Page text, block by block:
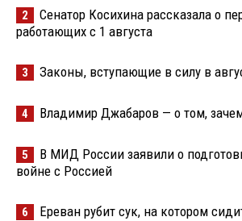
2
Сенатор Косихина рассказала о
работающих с 1 августа
3 Законы, вступающие в силу в
4 Владимир Джабаров — о том,
5
В МИД России заявили о
войне с Россией
6 Ереван рубит сук, на котором